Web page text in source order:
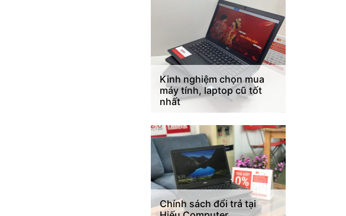
Kinh nghiệm chọn mua
máy tính, laptop cũ tốt
nhất
Chính sách đổi trả tại